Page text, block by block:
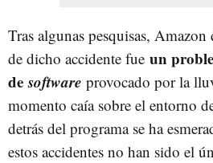
Tras algunas pesquisas,
de dicho accidente fue un
desoftware provocado por la
momento caía sobre el entorno
detrás del programa se ha
estos accidentes no han sido el